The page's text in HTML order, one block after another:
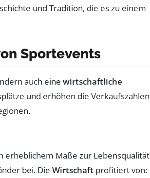
und Tradition, die es zu einem
Sportevents
auch eine wirtschaftliche
und erhöhen die Verkaufszahlen
erheblichem Maße zur Lebensqualität
bei. Die Wirtschaft profitiert von: